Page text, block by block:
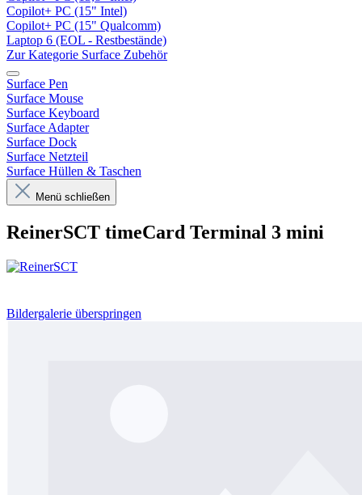
Copilot+ PC (15" Intel)
Copilot+ PC (15" Qualcomm)
Laptop 6 (EOL - Restbestände)
Zur Kategorie Surface Zubehör
Surface Pen
Surface Mouse
Surface Keyboard
Surface Adapter
Surface Dock
Surface Netzteil
Surface Hüllen & Taschen
Menü schließen
ReinerSCT timeCard Terminal 3 mini
Bildergalerie überspringen